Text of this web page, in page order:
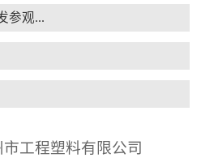
观...
参观...
工程塑料有限公司